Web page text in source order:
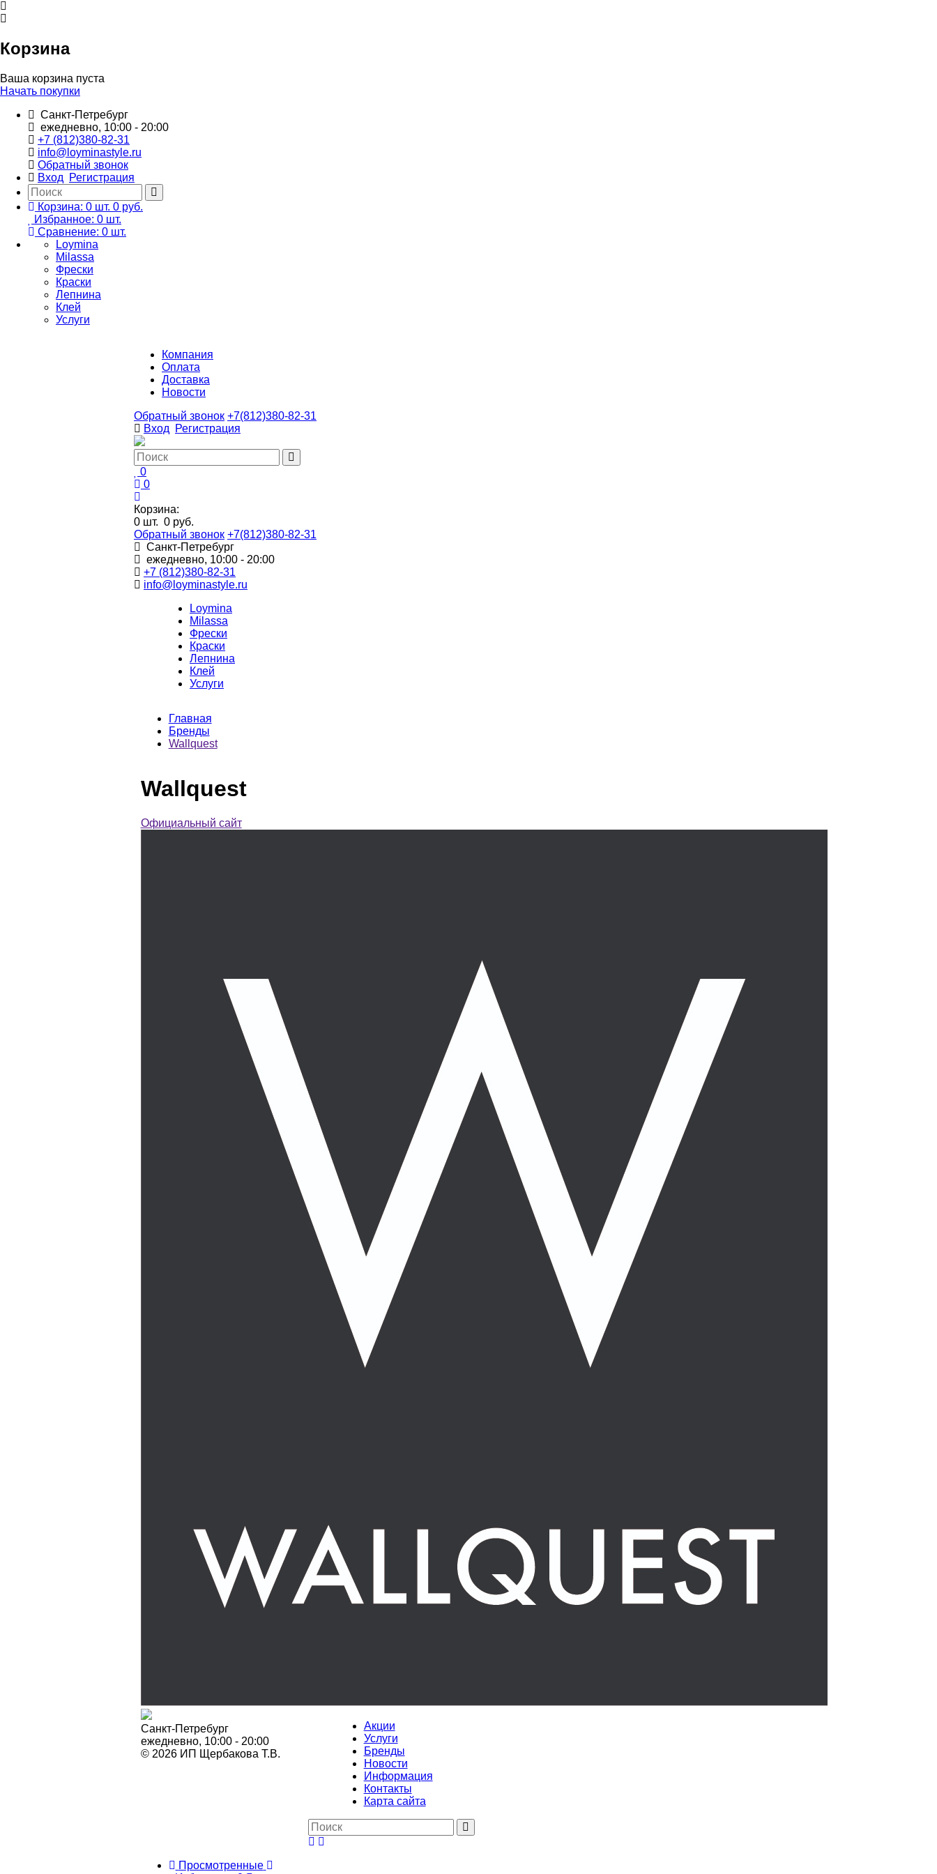
Корзина
Ваша корзина пуста
Начать покупки
Санкт-Петребург
ежедневно, 10:00 - 20:00
+7 (812)380-82-31
info@loyminastyle.ru
Обратный звонок
Вход
Регистрация
Корзина: 0 шт. 0 руб.
Избранное: 0 шт.
Сравнение: 0 шт.
Loymina
Milassa
Фрески
Краски
Лепнина
Клей
Услуги
Компания
Оплата
Доставка
Новости
Обратный звонок +7(812)380-82-31
Вход
Регистрация
0
0
Корзина:
0 шт. 0 руб.
Обратный звонок +7(812)380-82-31
Санкт-Петребург
ежедневно, 10:00 - 20:00
+7 (812)380-82-31
info@loyminastyle.ru
Loymina
Milassa
Фрески
Краски
Лепнина
Клей
Услуги
Главная
Бренды
Wallquest
Wallquest
Официальный сайт
Санкт-Петребург
ежедневно, 10:00 - 20:00
© 2026 ИП Щербакова Т.В.
Акции
Услуги
Бренды
Новости
Информация
Контакты
Карта сайта
Просмотренные